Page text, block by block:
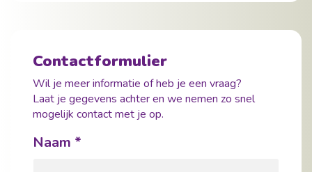
Contactformulier
Wil je meer informatie of heb je een vraag?
Laat je gegevens achter en we nemen zo snel
mogelijk contact met je op.
Naam *